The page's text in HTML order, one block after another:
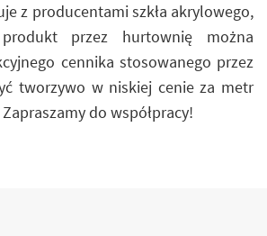
z producentami szkła akrylowego,
przez hurtownię można
cennika stosowanego przez
tworzywo w niskiej cenie za metr
do współpracy!